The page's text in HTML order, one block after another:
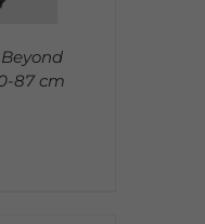
87 cm